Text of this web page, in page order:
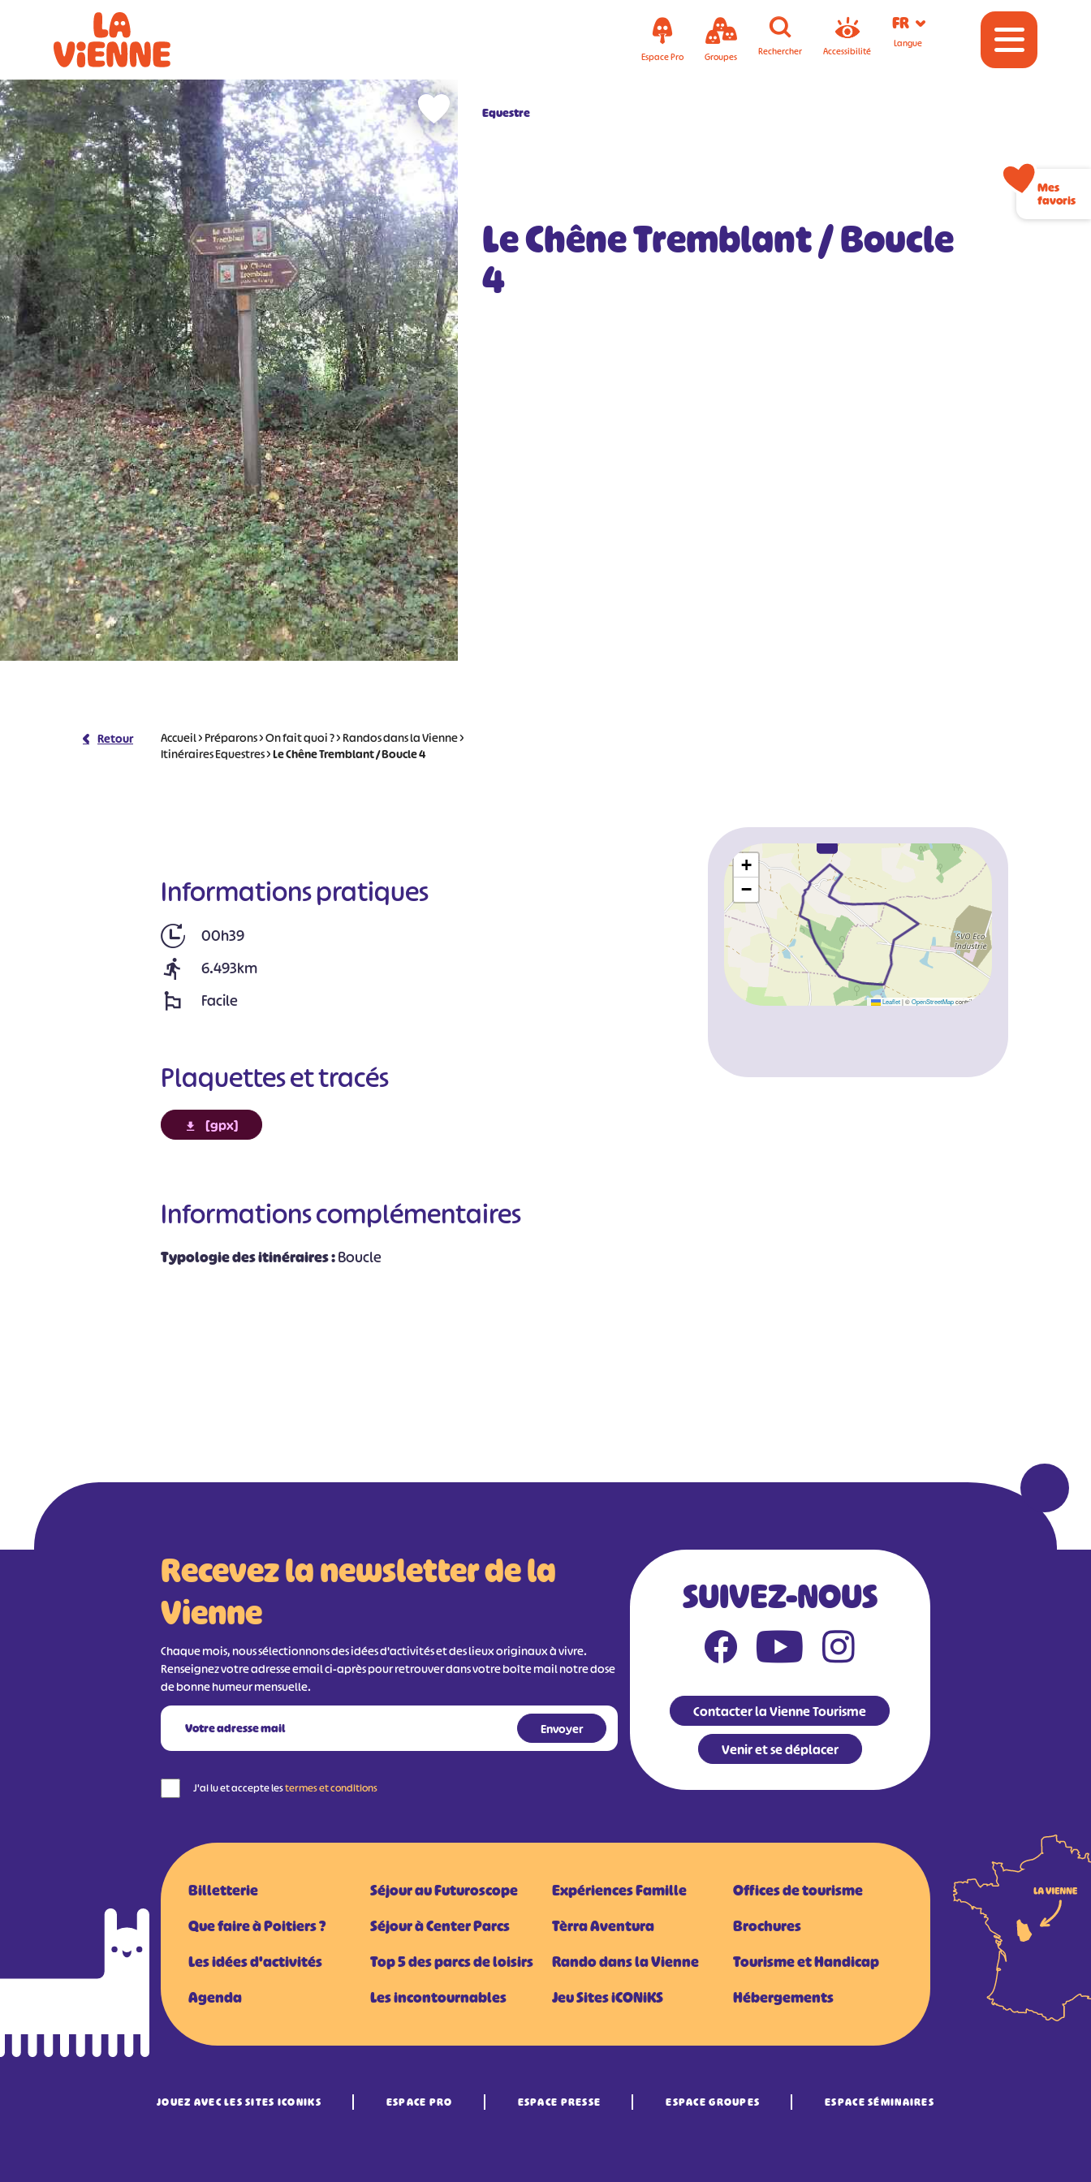
Espace Pro Groupes Rechercher Accessibilité
FR
Langue
Equestre
Le Chêne Tremblant / Boucle
4
Retour Accueil>Préparons>On fait quoi ?>Randos dans la Vienne>
Itinéraires Equestres>Le Chêne Tremblant / Boucle 4
Informations pratiques
00h39
6.493km
Facile
Plaquettes et tracés
[gpx]
Informations complémentaires
Typologie des itinéraires :Boucle
+
−
Leaflet|©OpenStreetMapcontributors
Recevez la newsletter de la
Vienne
Chaque mois, nous sélectionnons des idées d'activités et des lieux originaux à vivre.
Renseignez votre adresse email ci-après pour retrouver dans votre boîte mail notre dose
de bonne humeur mensuelle.
J'ai lu et accepte lestermes et conditions
SUIVEZ-NOUS
Contacter la Vienne Tourisme
Venir et se déplacer
Billetterie
Que faire à Poitiers ?
Les idées d'activités
Agenda
Séjour au Futuroscope
Séjour à Center Parcs
Top 5 des parcs de loisirs
Les incontournables
Expériences Famille
Tèrra Aventura
Rando dans la Vienne
Jeu Sites iCONiKS
Offices de tourisme
Brochures
Tourisme et Handicap
Hébergements
JOUEZ AVEC LES SITES ICONIKS ESPACE PRO ESPACE PRESSE ESPACE GROUPES ESPACE SÉMINAIRES
Mes
favoris
Panneau de gestion des cookies